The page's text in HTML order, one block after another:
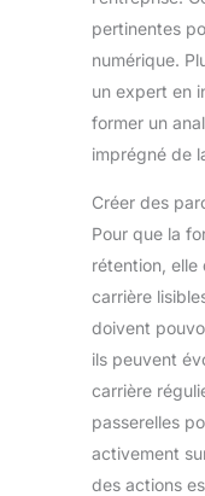
pertinentes
numérique.
un expert en
former un
imprégné de
Créer des
Pour que la
rétention, elle
carrière
doivent
ils peuvent
carrière
passerelles
activement
des actions